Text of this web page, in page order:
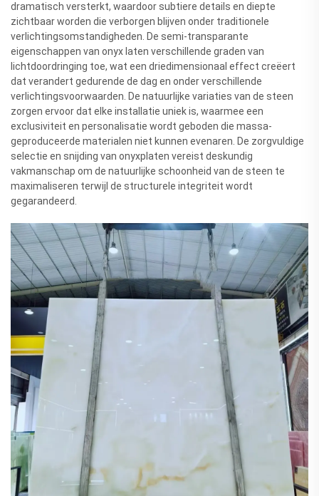
dramatisch versterkt, waardoor subtiere details en diepte
zichtbaar worden die verborgen blijven onder traditionele
verlichtingsomstandigheden. De semi-transparante
eigenschappen van onyx laten verschillende graden van
lichtdoordringing toe, wat een driedimensionaal effect creëert
dat verandert gedurende de dag en onder verschillende
verlichtingsvoorwaarden. De natuurlijke variaties van de steen
zorgen ervoor dat elke installatie uniek is, waarmee een
exclusiviteit en personalisatie wordt geboden die massa-
geproduceerde materialen niet kunnen evenaren. De zorgvuldige
selectie en snijding van onyxplaten vereist deskundig
vakmanschap om de natuurlijke schoonheid van de steen te
maximaliseren terwijl de structurele integriteit wordt
gegarandeerd.